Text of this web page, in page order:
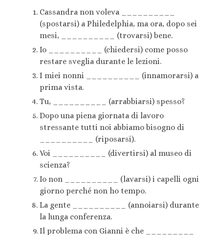
Cassandra non voleva __________
(spostarsi) a Philedelphia, ma ora, dopo sei
mesi, __________ (trovarsi) bene.
Io __________ (chiedersi) come posso
restare sveglia durante le lezioni.
I miei nonni __________ (innamorarsi) a
prima vista.
Tu, __________ (arrabbiarsi) spesso?
Dopo una piena giornata di lavoro
stressante tutti noi abbiamo bisogno di
__________ (riposarsi).
Voi __________ (divertirsi) al museo di
scienza?
Io non __________ (lavarsi) i capelli ogni
giorno perché non ho tempo.
La gente __________ (annoiarsi) durante
la lunga conferenza.
Il problema con Gianni è che _________